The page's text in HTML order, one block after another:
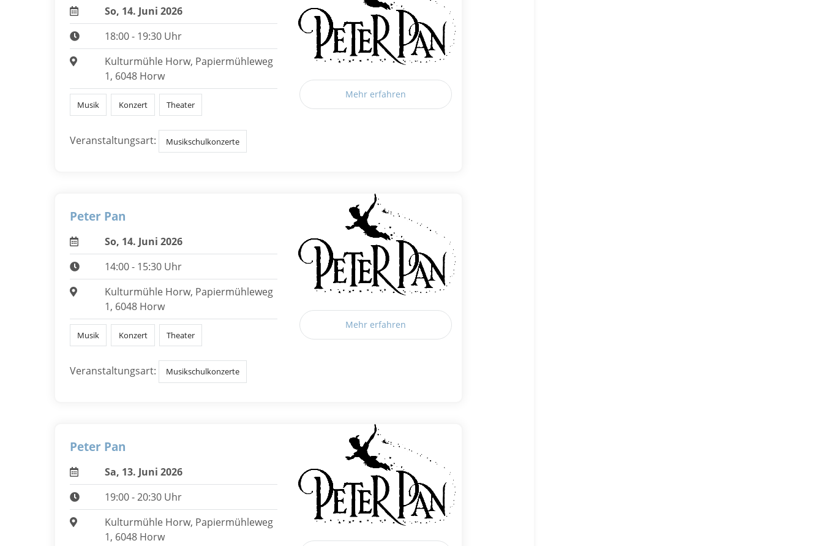
So, 14. Juni 2026
18:00 - 19:30 Uhr
Kulturmühle Horw, Papiermühleweg
1, 6048 Horw
Musik Konzert Theater
Veranstaltungsart: Musikschulkonzerte
Mehr erfahren
Peter Pan
So, 14. Juni 2026
14:00 - 15:30 Uhr
Kulturmühle Horw, Papiermühleweg
1, 6048 Horw
Musik Konzert Theater
Veranstaltungsart: Musikschulkonzerte
Mehr erfahren
Peter Pan
Sa, 13. Juni 2026
19:00 - 20:30 Uhr
Kulturmühle Horw, Papiermühleweg
1, 6048 Horw